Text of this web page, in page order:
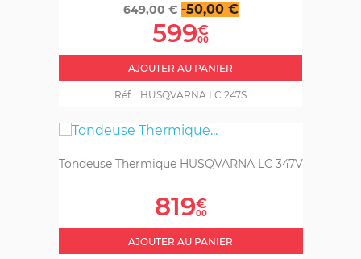
Prix
base
649,00 € -50,00 €Prix
599€
00
AJOUTER AU PANIER
Réf. : HUSQVARNA LC 247S
Tondeuse Thermique HUSQVARNA LC 347V
Prix
819€
00
AJOUTER AU PANIER